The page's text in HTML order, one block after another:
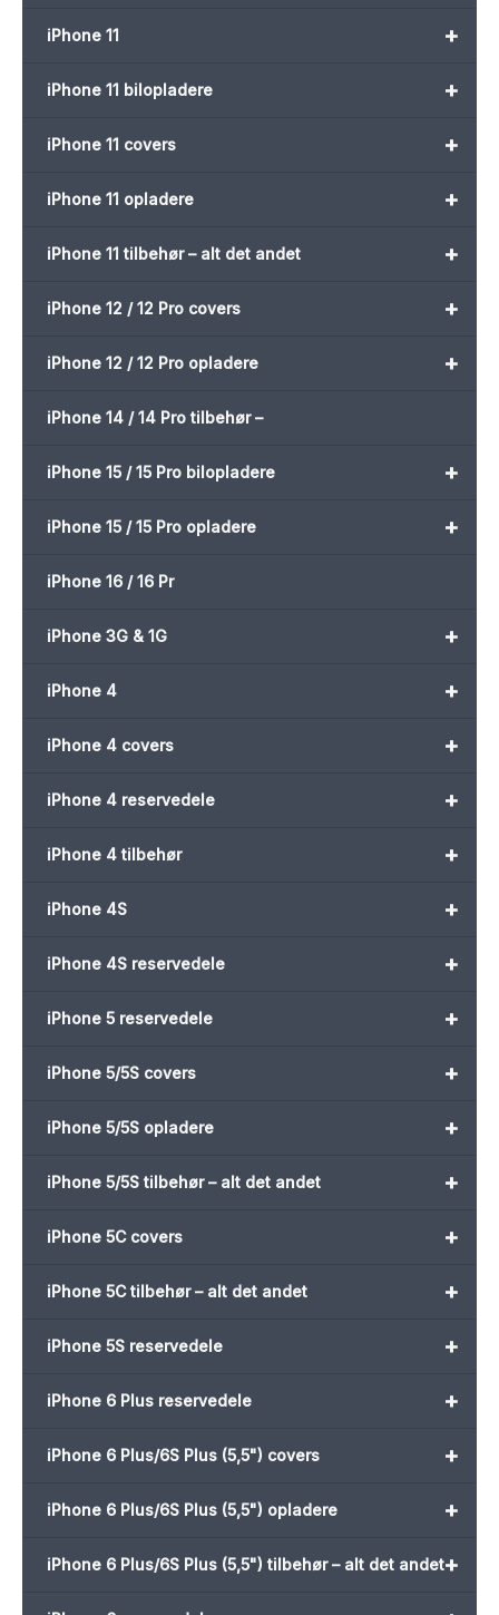
+
iPhone 11
+
iPhone 11 bilopladere
+
iPhone 11 covers
+
iPhone 11 opladere
+
iPhone 11 tilbehør – alt det andet
+
iPhone 12 / 12 Pro covers
+
iPhone 12 / 12 Pro opladere
iPhone 14 / 14 Pro tilbehør –
+
iPhone 15 / 15 Pro bilopladere
+
iPhone 15 / 15 Pro opladere
iPhone 16 / 16 Pr
+
iPhone 3G & 1G
+
iPhone 4
+
iPhone 4 covers
+
iPhone 4 reservedele
+
iPhone 4 tilbehør
+
iPhone 4S
+
iPhone 4S reservedele
+
iPhone 5 reservedele
+
iPhone 5/5S covers
+
iPhone 5/5S opladere
+
iPhone 5/5S tilbehør – alt det andet
+
iPhone 5C covers
+
iPhone 5C tilbehør – alt det andet
+
iPhone 5S reservedele
+
iPhone 6 Plus reservedele
+
iPhone 6 Plus/6S Plus (5,5") covers
+
iPhone 6 Plus/6S Plus (5,5") opladere
+
iPhone 6 Plus/6S Plus (5,5") tilbehør – alt det andet